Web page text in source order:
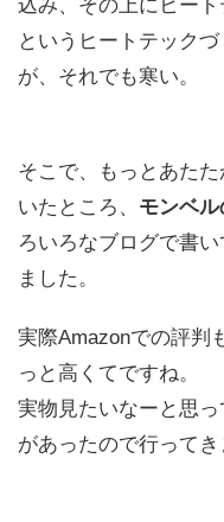
込み、その上にヒー
というヒートテック
が、それでも寒い。
そこで、もっとあた
いたところ、 モンベ
ろいろなブログで書
ました。
実際Amazonでの評判
っと高くてですね。
実物見たいなーと思
があったので行ってき